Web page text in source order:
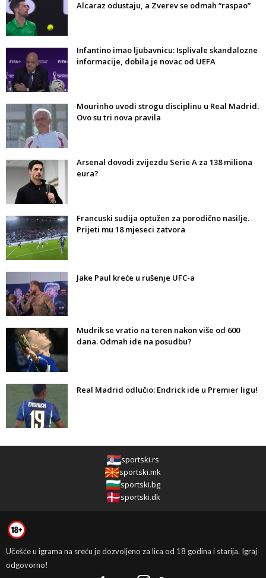
Alcaraz odustaju, a Zverev se odmah “raspao”
Infantino imao ljubavnicu: Isplivale skandalozne
informacije, dobila je novac od UEFA
Mourinho uvodi strogu disciplinu u Real Madrid.
Ovo su tri nova pravila
Arsenal dovodi zvijezdu Serie A za 138 miliona
eura?
Francuski sudija optužen za porodično nasilje.
Prijeti mu 18 mjeseci zatvora
Jake Paul kreće u rušenje UFC-a
Mudrik se vratio na teren nakon više od 600
dana. Odmah ide na posudbu?
Real Madrid odlučio: Endrick ide u Premier ligu!
sportski.rs
sportski.mk
sportski.bg
sportski.dk
Učešće u igrama na sreću je dozvoljeno za lica od 18 godina i starija. Igraj
odgovorno!